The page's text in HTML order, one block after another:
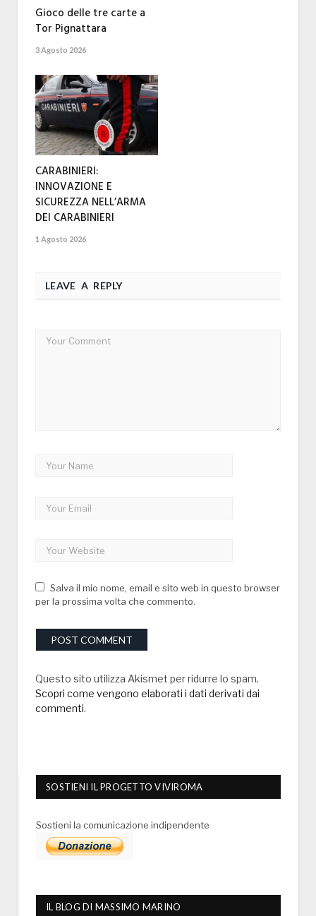
Gioco delle tre carte a
Tor Pignattara
3 Agosto 2026
CARABINIERI:
INNOVAZIONE E
SICUREZZA NELL’ARMA
DEI CARABINIERI
1 Agosto 2026
LEAVE A REPLY
Salva il mio nome, email e sito web in questo browser
per la prossima volta che commento.
Questo sito utilizza Akismet per ridurre lo spam.
Scopri come vengono elaborati i dati derivati dai
commenti.
SOSTIENI IL PROGETTO VIVIROMA
Sostieni la comunicazione indipendente
IL BLOG DI MASSIMO MARINO